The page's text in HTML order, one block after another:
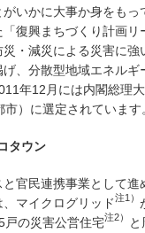
いかに大事か身をもっ
復興まちづくり計画リ
・減災による災害に強
、分散型地域エネルギ
年12月には内閣総理
）に選定されています
タウン
官民連携事業として進
マイクログリッド注1）
戸の災害公営住宅注2）
と